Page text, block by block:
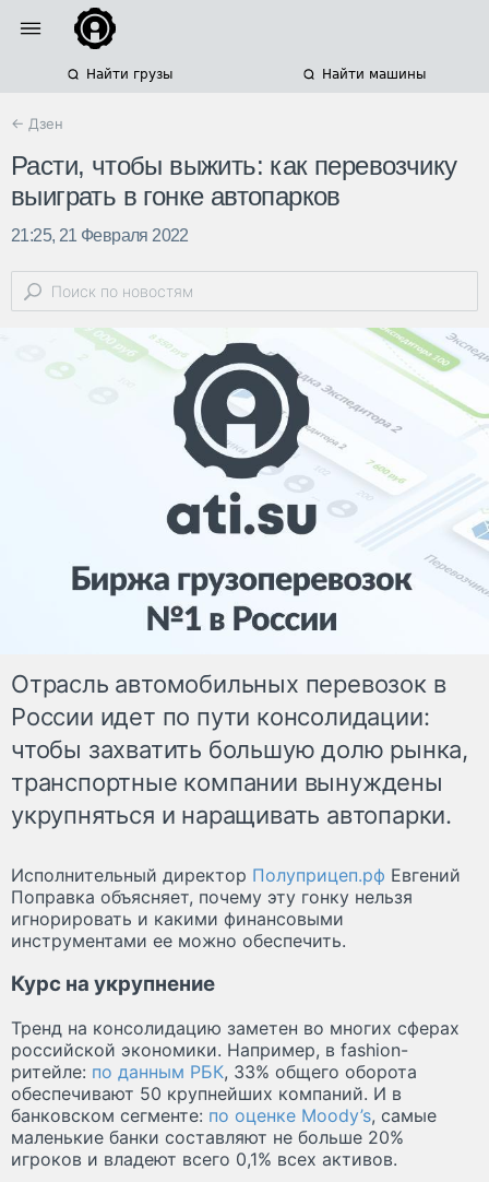
Найти грузы Найти машины
← Дзен
Расти, чтобы выжить: как перевозчику
выиграть в гонке автопарков
21:25, 21 Февраля 2022
Отрасль автомобильных перевозок в
России идет по пути консолидации:
чтобы захватить большую долю рынка,
транспортные компании вынуждены
укрупняться и наращивать автопарки.
Исполнительный директор Полуприцеп.рф Евгений
Поправка объясняет, почему эту гонку нельзя
игнорировать и какими финансовыми
инструментами ее можно обеспечить.
Курс на укрупнение
Тренд на консолидацию заметен во многих сферах
российской экономики. Например, в fashion-
ритейле: по данным РБК, 33% общего оборота
обеспечивают 50 крупнейших компаний. И в
банковском сегменте: по оценке Moody’s, самые
маленькие банки составляют не больше 20%
игроков и владеют всего 0,1% всех активов.